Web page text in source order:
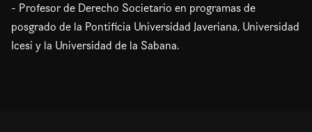
- Profesor de Derecho Societario en programas de
posgrado de la Pontificia Universidad Javeriana, Universidad
Icesi y la Universidad de la Sabana.